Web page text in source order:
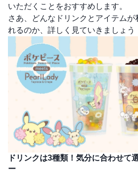
いただくことをおすすめします。
さあ、どんなドリンクとアイテムが
れるのか、詳しく見ていきましょう
ドリンクは3種類！気分に合わせて
ー